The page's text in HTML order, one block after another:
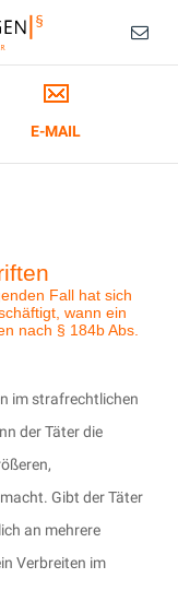
E-MAIL
Fall hat sich
wann ein
nach § 184b Abs.
im strafrechtlichen
der Täter die
Gibt der Täter
an mehrere
Verbreiten im